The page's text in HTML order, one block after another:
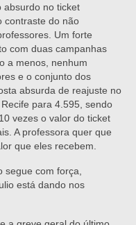
absurdo no ticket
contraste do não
Um forte
com duas campanhas
a menos, nenhum
e o conjunto dos
absurda de reajuste no
para 4.595, sendo
vezes o valor do ticket
A professora quer que
que eles recebem.
segue com força,
está dando nos